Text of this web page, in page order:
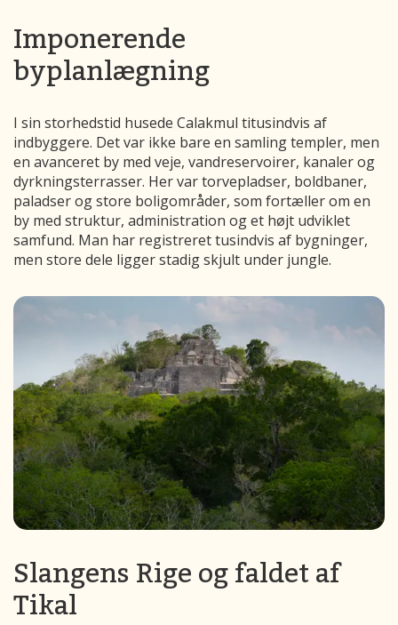
Imponerende
byplanlægning
I sin storhedstid husede Calakmul titusindvis af
indbyggere. Det var ikke bare en samling templer, men
en avanceret by med veje, vandreservoirer, kanaler og
dyrkningsterrasser. Her var torvepladser, boldbaner,
paladser og store boligområder, som fortæller om en
by med struktur, administration og et højt udviklet
samfund. Man har registreret tusindvis af bygninger,
men store dele ligger stadig skjult under jungle.
Slangens Rige og faldet af
Tikal